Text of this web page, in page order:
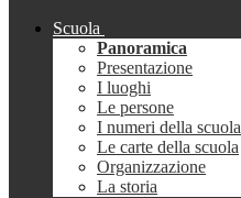
Scuola
Panoramica
Presentazione
I luoghi
Le persone
I numeri della scuola
Le carte della scuola
Organizzazione
La storia